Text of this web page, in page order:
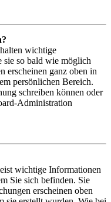
wichtige
sie so bald wie möglich
erscheinen ganz oben in
persönlichen Bereich.
schreiben können oder
Administration
wichtige Informationen
Sie sich befinden. Sie
erscheinen oben